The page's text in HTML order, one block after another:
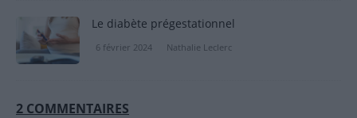
Le diabète prégestationnel
6 février 2024 Nathalie Leclerc
2 COMMENTAIRES